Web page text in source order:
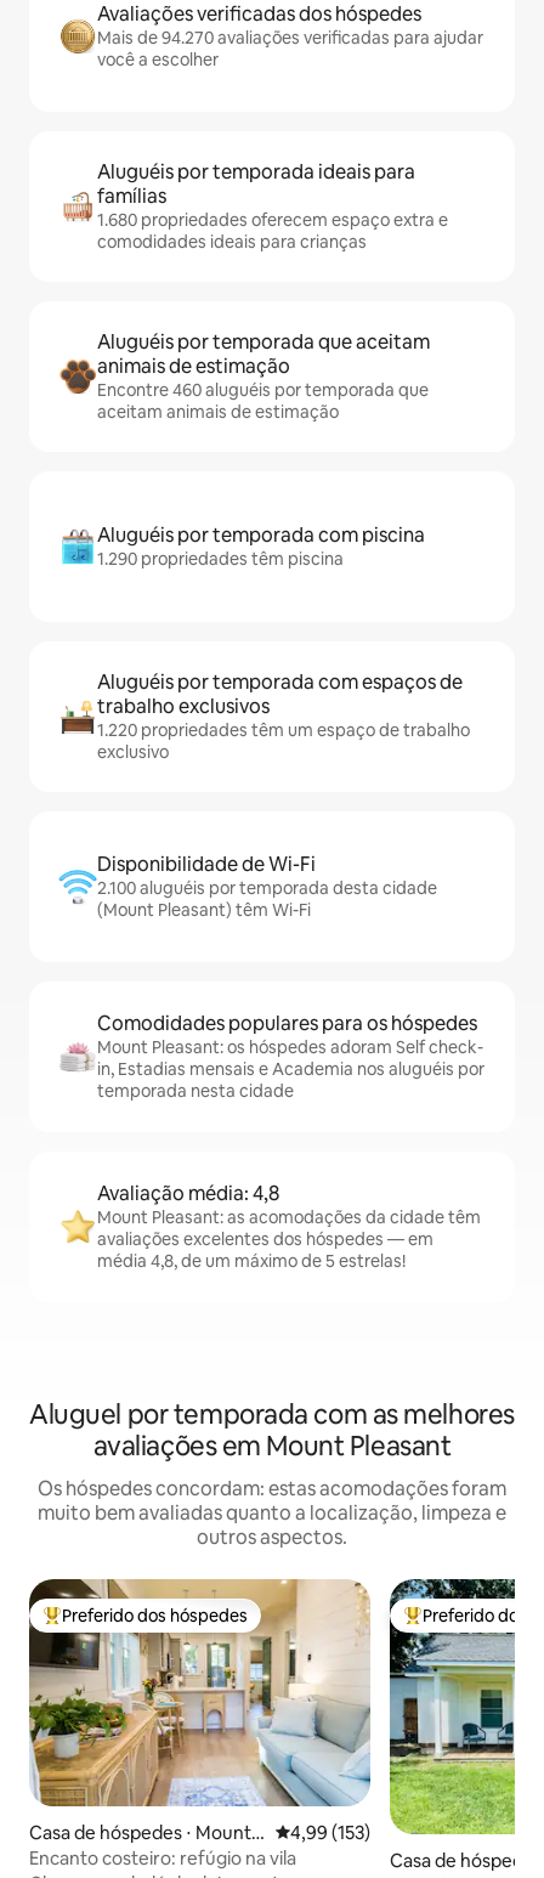
Avaliações verificadas dos hóspedes
Mais de 94.270 avaliações verificadas para ajudar
você a escolher
Aluguéis por temporada ideais para
famílias
1.680 propriedades oferecem espaço extra e
comodidades ideais para crianças
Aluguéis por temporada que aceitam
animais de estimação
Encontre 460 aluguéis por temporada que
aceitam animais de estimação
Aluguéis por temporada com piscina
1.290 propriedades têm piscina
Aluguéis por temporada com espaços de
trabalho exclusivos
1.220 propriedades têm um espaço de trabalho
exclusivo
Disponibilidade de Wi-Fi
2.100 aluguéis por temporada desta cidade
(Mount Pleasant) têm Wi-Fi
Comodidades populares para os hóspedes
Mount Pleasant: os hóspedes adoram Self check-
in, Estadias mensais e Academia nos aluguéis por
temporada nesta cidade
Avaliação média: 4,8
Mount Pleasant: as acomodações da cidade têm
avaliações excelentes dos hóspedes — em
média 4,8, de um máximo de 5 estrelas!
Aluguel por temporada com as melhores
avaliações em Mount Pleasant
Os hóspedes concordam: estas acomodações foram
muito bem avaliadas quanto a localização, limpeza e
outros aspectos.
Entre os melhores preferidos dos hóspedes
Preferido dos hóspedes
Casa de hóspedes ⋅ Mount P
leasant
4,99 de uma avaliação média de
4,99 (153)
Encanto costeiro: refúgio na vila
Entre os
Preferido dos
Casa de